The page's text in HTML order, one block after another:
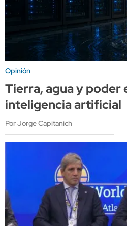
Opinión
Tierra, agua y poder
inteligencia artificial
Por Jorge Capitanich